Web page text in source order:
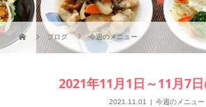
ブログ 今週のメニュー
2021年11月1日～11月7
2021.11.01 今週のメニュー